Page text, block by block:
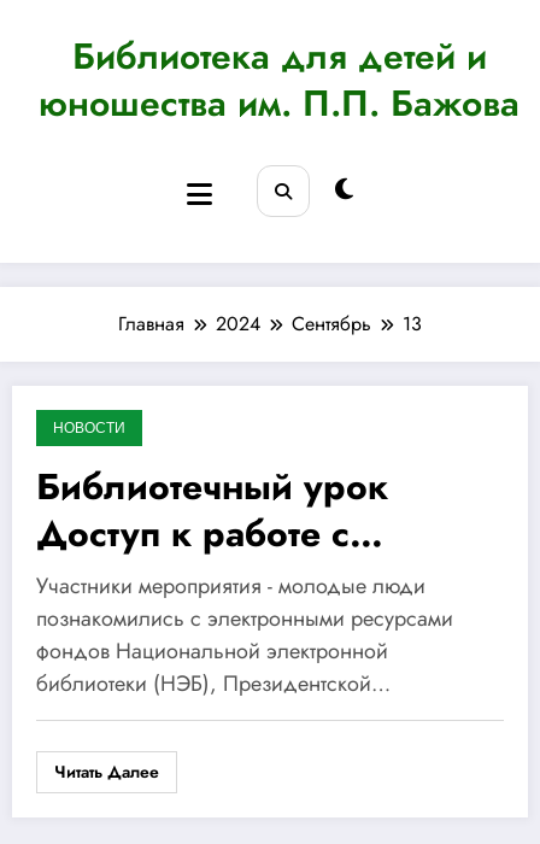
содержимомуБиблиотека для детей и
юношества им. П.П. Бажова
Главная 2024 Сентябрь 13
13.09.2024
НОВОСТИ
Библиотечный урок
Доступ к работе с
электронно-
библиотечными
системами: Национальная
электронная библиотек
(ЭЧЗ), Президентская
библиотека (ЭЧЗ).
Участники мероприятия - молодые люди
познакомились с электронными ресурсами
фондов Национальной электронной
библиотеки (НЭБ), Президентской…
Читать Далее